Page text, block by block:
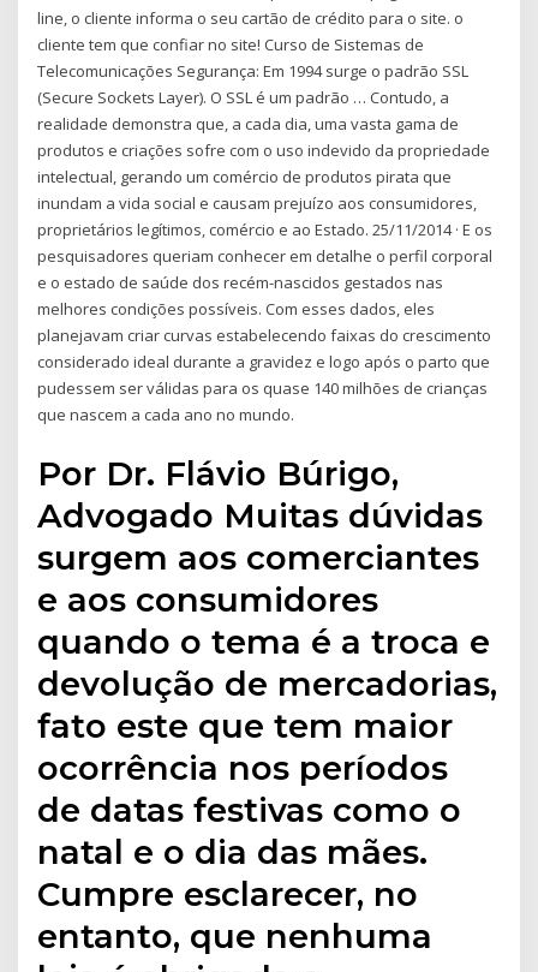
line, o cliente informa o seu cartão de crédito para o site. o
cliente tem que confiar no site! Curso de Sistemas de
Telecomunicações Segurança: Em 1994 surge o padrão SSL
(Secure Sockets Layer). O SSL é um padrão … Contudo, a
realidade demonstra que, a cada dia, uma vasta gama de
produtos e criações sofre com o uso indevido da propriedade
intelectual, gerando um comércio de produtos pirata que
inundam a vida social e causam prejuízo aos consumidores,
proprietários legítimos, comércio e ao Estado. 25/11/2014 · E os
pesquisadores queriam conhecer em detalhe o perfil corporal
e o estado de saúde dos recém-nascidos gestados nas
melhores condições possíveis. Com esses dados, eles
planejavam criar curvas estabelecendo faixas do crescimento
considerado ideal durante a gravidez e logo após o parto que
pudessem ser válidas para os quase 140 milhões de crianças
que nascem a cada ano no mundo.
Por Dr. Flávio Búrigo,
Advogado Muitas dúvidas
surgem aos comerciantes
e aos consumidores
quando o tema é a troca e
devolução de mercadorias,
fato este que tem maior
ocorrência nos períodos
de datas festivas como o
natal e o dia das mães.
Cumpre esclarecer, no
entanto, que nenhuma